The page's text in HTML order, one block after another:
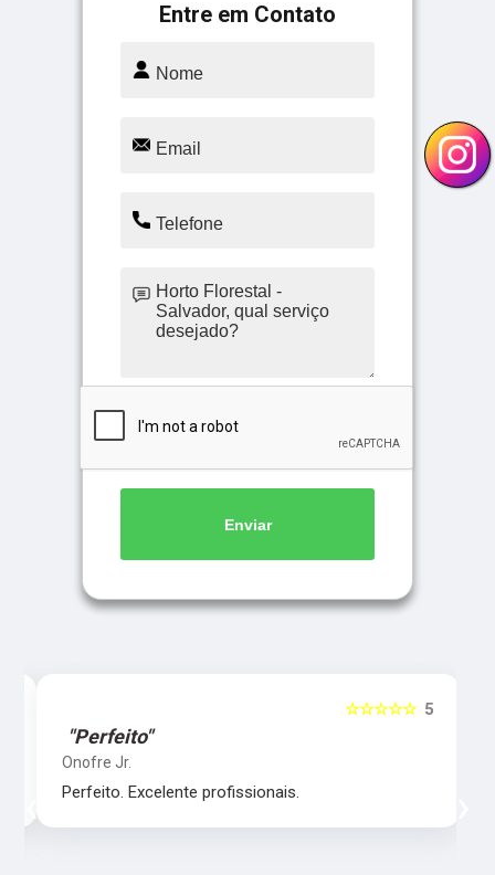
Entre em Contato
Enviar
5
☆☆☆☆☆
"Perfeito"
Onofre Jr.
Perfeito. Excelente profissionais.
‹